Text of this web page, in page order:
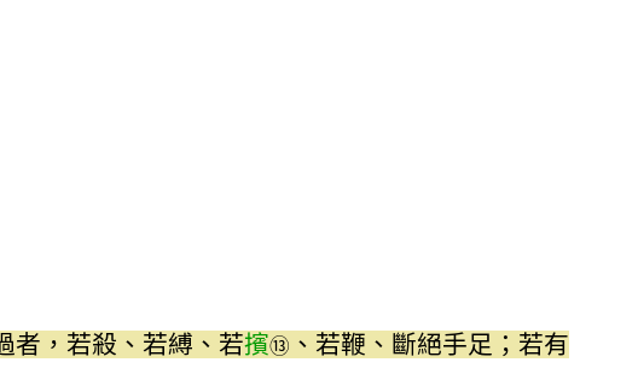
者，若殺、若縛、若擯⑬ 、若鞭、斷絕手足；若有